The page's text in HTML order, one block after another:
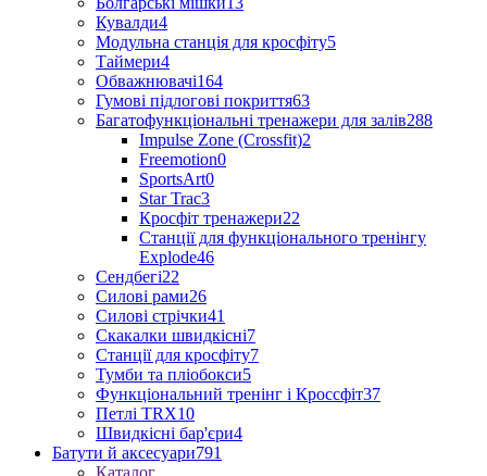
Кувалди4
Модульна станція для кросфіту5
Таймери4
Обважнювачі164
Гумові підлогові покриття63
Багатофункціональні тренажери для залів288
Impulse Zone (Crossfit)2
Freemotion0
SportsArt0
Star Trac3
Кросфіт тренажери22
Станції для функціонального тренінгу
Explode46
Сендбегі22
Силові рами26
Силові стрічки41
Скакалки швидкісні7
Станції для кросфіту7
Тумби та пліобокси5
Функціональний тренінг і Кроссфіт37
Петлі TRX10
Швидкісні бар'єри4
Батути й аксесуари791
Каталог